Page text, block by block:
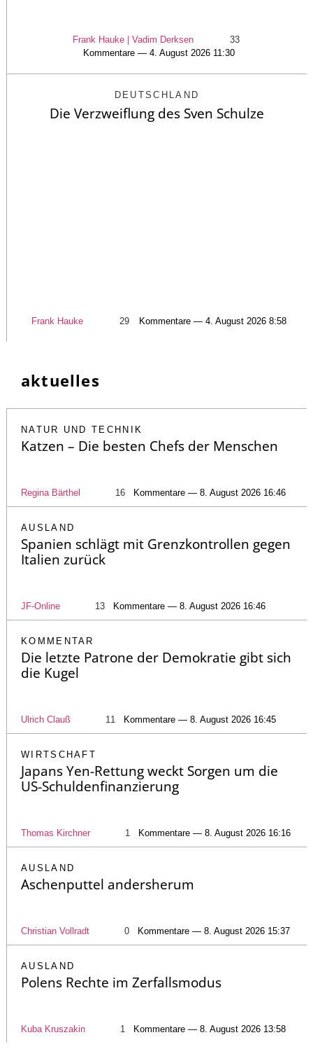
Frank Hauke | Vadim Derksen
33
Kommentare — 4. August 2026 11:30
DEUTSCHLAND
Die Verzweiflung des Sven Schulze
Frank Hauke 29 Kommentare — 4. August 2026 8:58
aktuelles
NATUR UND TECHNIK
Katzen – Die besten Chefs der Menschen
Regina Bärthel 16 Kommentare — 8. August 2026 16:46
AUSLAND
Spanien schlägt mit Grenzkontrollen gegen
Italien zurück
JF-Online 13 Kommentare — 8. August 2026 16:46
KOMMENTAR
Die letzte Patrone der Demokratie gibt sich
die Kugel
Ulrich Clauß 11 Kommentare — 8. August 2026 16:45
WIRTSCHAFT
Japans Yen-Rettung weckt Sorgen um die
US-Schuldenfinanzierung
Thomas Kirchner 1 Kommentare — 8. August 2026 16:16
AUSLAND
Aschenputtel andersherum
Christian Vollradt 0 Kommentare — 8. August 2026 15:37
AUSLAND
Polens Rechte im Zerfallsmodus
Kuba Kruszakin 1 Kommentare — 8. August 2026 13:58